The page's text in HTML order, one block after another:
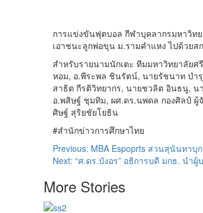
การแข่งขันฟุตบอล กีฬาบุคลากรมหาวิท
เอาชนะลูกพ่อขุน ม.รามคำแหง ไปด้วยส
สำหรับรายนามนักเตะ ทีมมหาวิทยาลัย
หอม, อ.พีระพล ชินรัตน์, นายรัชนาท บำ
สาธิต กีรติวิทยากร, นายชวลิต อินธนู, น
อ.พสิษฐ์ ชุมทิม, ผศ.ดร.นพดล กองศิลป์ ผู้
ศิษฐ์ สุริยชัยโยธิน
#สำนักข่าวการศึกษาไทย
Post
navigation
Previous: MBA Espoprts สวนสุนันทาบุ
Next: “ศ.ดร.บังอร” อธิการบดี มกธ. นำ
More Stories